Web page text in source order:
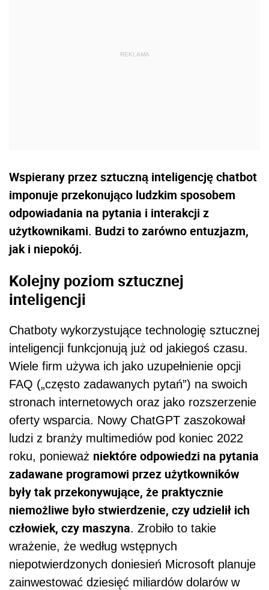
Wspierany przez sztuczną inteligencję chatbot
imponuje przekonująco ludzkim sposobem
odpowiadania na pytania i interakcji z
użytkownikami. Budzi to zarówno entuzjazm,
jak i niepokój.
Kolejny poziom sztucznej
inteligencji
Chatboty wykorzystujące technologię sztucznej
inteligencji funkcjonują już od jakiegoś czasu.
Wiele firm używa ich jako uzupełnienie opcji
FAQ („często zadawanych pytań”) na swoich
stronach internetowych oraz jako rozszerzenie
oferty wsparcia. Nowy ChatGPT zaszokował
ludzi z branży multimediów pod koniec 2022
roku, ponieważ niektóre odpowiedzi na pytania
zadawane programowi przez użytkowników
były tak przekonywujące, że praktycznie
niemożliwe było stwierdzenie, czy udzielił ich
człowiek, czy maszyna. Zrobiło to takie
wrażenie, że według wstępnych
niepotwierdzonych doniesień Microsoft planuje
zainwestować dziesięć miliardów dolarów w